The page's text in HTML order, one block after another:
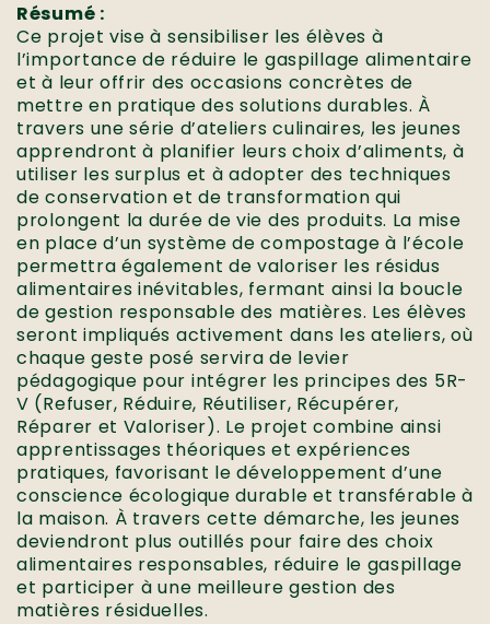
Résumé :
Ce projet vise à sensibiliser les élèves à
l’importance de réduire le gaspillage alimentaire
et à leur offrir des occasions concrètes de
mettre en pratique des solutions durables. À
travers une série d’ateliers culinaires, les jeunes
apprendront à planifier leurs choix d’aliments, à
utiliser les surplus et à adopter des techniques
de conservation et de transformation qui
prolongent la durée de vie des produits. La mise
en place d’un système de compostage à l’école
permettra également de valoriser les résidus
alimentaires inévitables, fermant ainsi la boucle
de gestion responsable des matières. Les élèves
seront impliqués activement dans les ateliers, où
chaque geste posé servira de levier
pédagogique pour intégrer les principes des 5R-
V (Refuser, Réduire, Réutiliser, Récupérer,
Réparer et Valoriser). Le projet combine ainsi
apprentissages théoriques et expériences
pratiques, favorisant le développement d’une
conscience écologique durable et transférable à
la maison. À travers cette démarche, les jeunes
deviendront plus outillés pour faire des choix
alimentaires responsables, réduire le gaspillage
et participer à une meilleure gestion des
matières résiduelles.